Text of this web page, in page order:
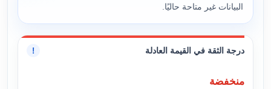
البيانات غير متاحة حاليًا.
درجة الثقة في القيمة العادلة !
منخفضة